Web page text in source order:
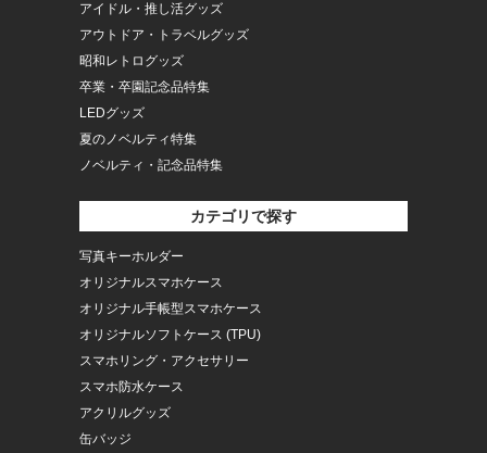
アイドル・推し活グッズ
アウトドア・トラベルグッズ
昭和レトログッズ
卒業・卒園記念品特集
LEDグッズ
夏のノベルティ特集
ノベルティ・記念品特集
カテゴリで探す
写真キーホルダー
オリジナルスマホケース
オリジナル手帳型スマホケース
オリジナルソフトケース (TPU)
スマホリング・アクセサリー
スマホ防水ケース
アクリルグッズ
缶バッジ